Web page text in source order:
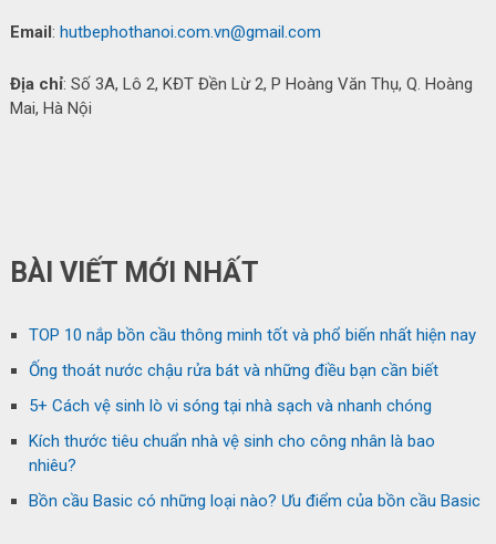
Email : hutbephothanoi.com.vn@gmail.com
Địa chỉ: Số 3A, Lô 2, KĐT Đền Lừ 2, P Hoàng Văn Thụ, Q. Hoàng
Mai, Hà Nội
BÀI VIẾT MỚI NHẤT
TOP 10 nắp bồn cầu thông minh tốt và phổ biến nhất hiện nay
Ống thoát nước chậu rửa bát và những điều bạn cần biết
5+ Cách vệ sinh lò vi sóng tại nhà sạch và nhanh chóng
Kích thước tiêu chuẩn nhà vệ sinh cho công nhân là bao
nhiêu?
Bồn cầu Basic có những loại nào? Ưu điểm của bồn cầu Basic